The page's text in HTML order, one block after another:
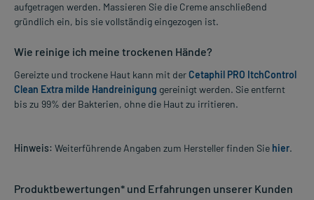
aufgetragen werden. Massieren Sie die Creme anschließend
gründlich ein, bis sie vollständig eingezogen ist.
Wie reinige ich meine trockenen Hände?
Gereizte und trockene Haut kann mit derCetaphil PRO ItchControl
Clean Extra milde Handreinigung gereinigt werden. Sie entfernt
bis zu 99% der Bakterien, ohne die Haut zu irritieren.
Hinweis: Weiterführende Angaben zum Hersteller finden Sie hier.
Produktbewertungen* und Erfahrungen unserer Kunden